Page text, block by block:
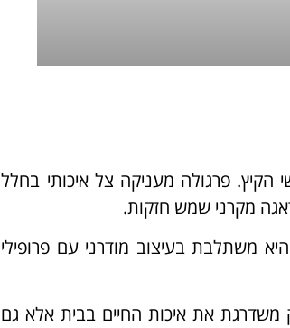
פרגולה מעניקה צל איכותי בחלל
מקרני שמש חזקות.
משתלבת בעיצוב מודרני עם פרופילי
את איכות החיים בבית אלא גם